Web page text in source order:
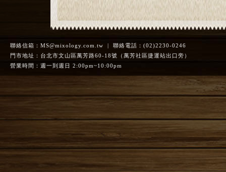
聯絡信箱： MS@mixology.com.tw | 聯絡電話：(02)2230-0246
門市地址：台北市文山區萬芳路60-18號（萬芳社區捷運站出口旁）
營業時間：週一到週日 2:00pm~10:00pm